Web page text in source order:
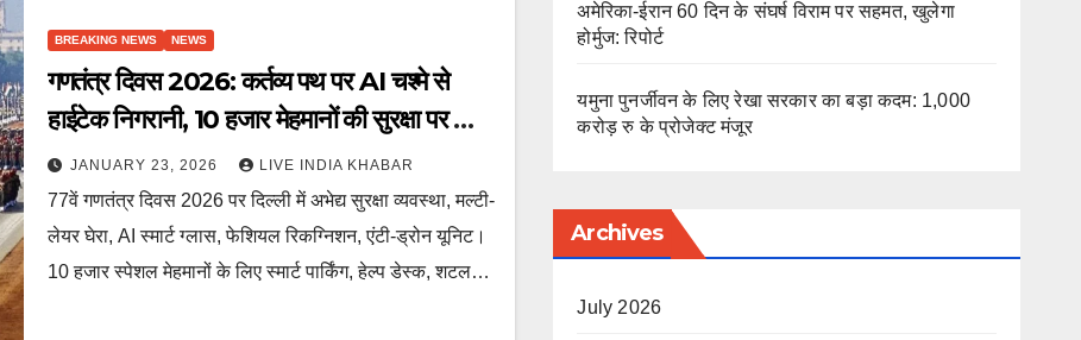
BREAKING NEWS NEWS
गणतंत्र दिवस 2026: कर्तव्य पथ पर AI चश्मे से
हाईटेक निगरानी, 10 हजार मेहमानों की सुरक्षा पर खास
फोकस
JANUARY 23, 2026 LIVE INDIA KHABAR
77वें गणतंत्र दिवस 2026 पर दिल्ली में अभेद्य सुरक्षा व्यवस्था, मल्टी-
लेयर घेरा, AI स्मार्ट ग्लास, फेशियल रिकग्निशन, एंटी-ड्रोन यूनिट।
10 हजार स्पेशल मेहमानों के लिए स्मार्ट पार्किंग, हेल्प डेस्क, शटल…
अमेरिका-ईरान 60 दिन के संघर्ष विराम पर सहमत, खुलेगा
होर्मुज: रिपोर्ट
यमुना पुनर्जीवन के लिए रेखा सरकार का बड़ा कदम: 1,000
करोड़ रु के प्रोजेक्ट मंजूर
Archives
July 2026